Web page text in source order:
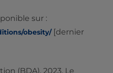
sur :
obesity/[dernier
(BDA), 2023. Le